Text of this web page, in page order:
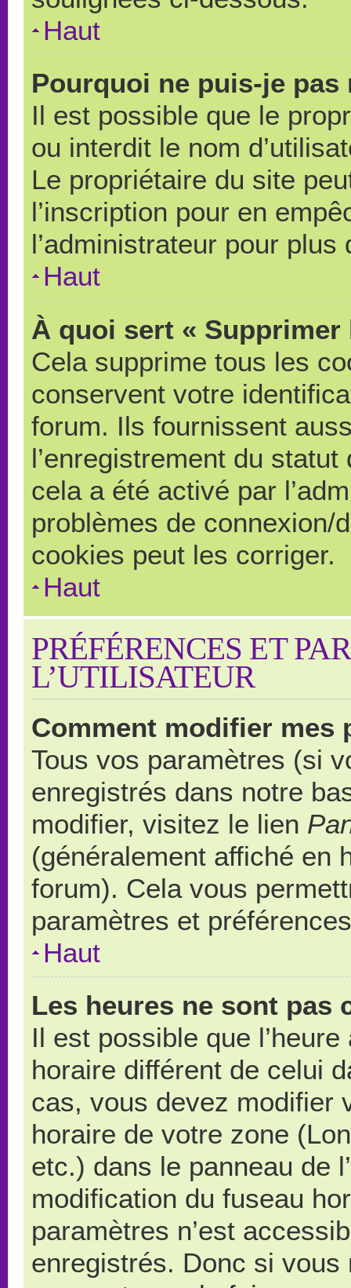
Haut
Pourquoi ne puis-je pas
Il est possible que le
ou interdit le nom
Le propriétaire du site
l’inscription pour en
l’administrateur pour
Haut
À quoi sert «
Cela supprime tous les
conservent votre
forum. Ils fournissent
l’enregistrement du
cela a été activé par
problèmes de connexion/
cookies peut les corriger.
Haut
PRÉFÉRENCES ET
L’UTILISATEUR
Comment modifier mes
Tous vos paramètres (si
enregistrés dans notre
modifier, visitez le lien
(généralement affiché en
forum). Cela vous
paramètres et
Haut
Les heures ne sont pas
Il est possible que
horaire différent de celui
cas, vous devez modifier
horaire de votre zone
etc.) dans le panneau de
modification du fuseau
paramètres n’est
enregistrés. Donc si vous